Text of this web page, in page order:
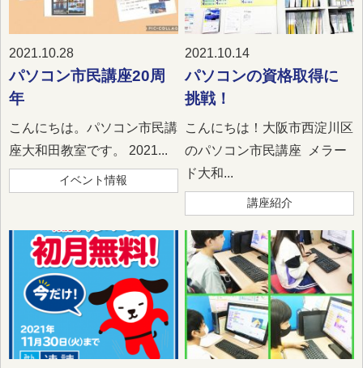
2021.10.28
パソコン市民講座20周
年
こんにちは。パソコン市民講
座大和田教室です。 2021...
イベント情報
2021.10.14
パソコンの資格取得に
挑戦！
こんにちは！大阪市西淀川区
のパソコン市民講座 メラー
ド大和...
講座紹介